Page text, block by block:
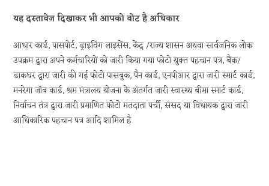
यह दस्तावेज दिखाकर भी आपको वोट है अधिकार
आधार कार्ड, पासपोर्ट, ड्राइविंग लाइसेंस, केंद्र /राज्य शासन अथवा सार्वजनिक लोक
उपक्रम द्वारा अपने कर्मचारियों को जारी किया गया फोटो युक्त पहचान पत्र, बैंक/
डाकघर द्वारा जारी की गई फोटो पासबुक, पैन कार्ड, एनपीआर द्वारा जारी स्मार्ट कार्ड,
मनरेगा जॉब कार्ड, श्रम मंत्रालय योजना के अंतर्गत जारी स्वास्थ्य बीमा स्मार्ट कार्ड,
निर्वाचन तंत्र द्वारा जारी प्रमाणित फोटो मतदाता पर्ची, संसद या विधायक द्वारा जारी
आधिकारिक पहचान पत्र आदि शामिल है